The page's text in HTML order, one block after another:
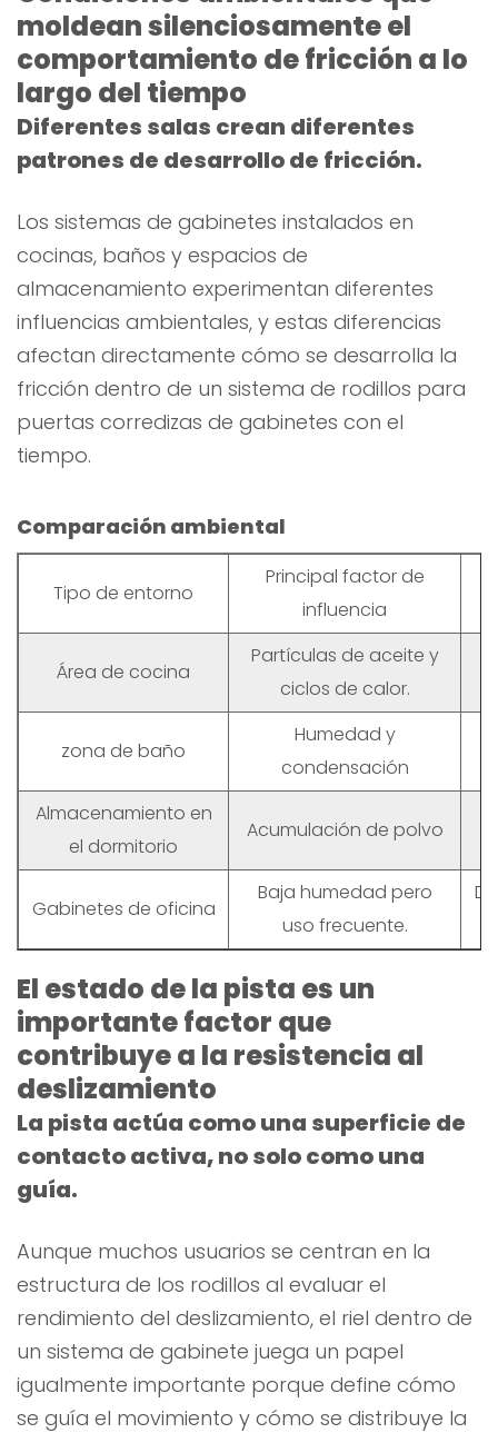
moldean silenciosamente el
comportamiento de fricción a lo
largo del tiempo
Diferentes salas crean diferentes
patrones de desarrollo de fricción.
Los sistemas de gabinetes instalados en
cocinas, baños y espacios de
almacenamiento experimentan diferentes
influencias ambientales, y estas diferencias
afectan directamente cómo se desarrolla la
fricción dentro de un sistema de rodillos para
puertas corredizas de gabinetes con el
tiempo.
Comparación ambiental
Tipo de entorno
Principal factor de
influencia
Área de cocina
Partículas de aceite y
ciclos de calor.
zona de baño
Humedad y
condensación
Almacenamiento en
el dormitorio
Acumulación de polvo
Gabinetes de oficina
Baja humedad pero
uso frecuente.
El estado de la pista es un
importante factor que
contribuye a la resistencia al
deslizamiento
La pista actúa como una superficie de
contacto activa, no solo como una
guía.
Aunque muchos usuarios se centran en la
estructura de los rodillos al evaluar el
rendimiento del deslizamiento, el riel dentro de
un sistema de gabinete juega un papel
igualmente importante porque define cómo
se guía el movimiento y cómo se distribuye la